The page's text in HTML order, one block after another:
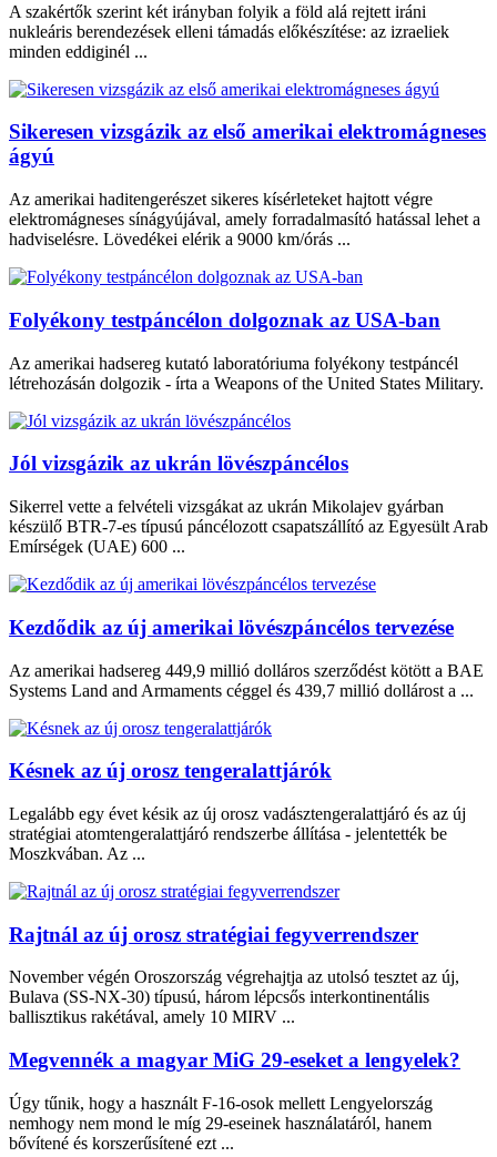
A szakértők szerint két irányban folyik a föld alá rejtett iráni
nukleáris berendezések elleni támadás előkészítése: az izraeliek
minden eddiginél ...
Sikeresen vizsgázik az első amerikai elektromágneses
ágyú
Az amerikai haditengerészet sikeres kísérleteket hajtott végre
elektromágneses sínágyújával, amely forradalmasító hatással lehet a
hadviselésre. Lövedékei elérik a 9000 km/órás ...
Folyékony testpáncélon dolgoznak az USA-ban
Az amerikai hadsereg kutató laboratóriuma folyékony testpáncél
létrehozásán dolgozik - írta a Weapons of the United States Military.
Jól vizsgázik az ukrán lövészpáncélos
Sikerrel vette a felvételi vizsgákat az ukrán Mikolajev gyárban
készülő BTR-7-es típusú páncélozott csapatszállító az Egyesült Arab
Emírségek (UAE) 600 ...
Kezdődik az új amerikai lövészpáncélos tervezése
Az amerikai hadsereg 449,9 millió dolláros szerződést kötött a BAE
Systems Land and Armaments céggel és 439,7 millió dollárost a ...
Késnek az új orosz tengeralattjárók
Legalább egy évet késik az új orosz vadásztengeralattjáró és az új
stratégiai atomtengeralattjáró rendszerbe állítása - jelentették be
Moszkvában. Az ...
Rajtnál az új orosz stratégiai fegyverrendszer
November végén Oroszország végrehajtja az utolsó tesztet az új,
Bulava (SS-NX-30) típusú, három lépcsős interkontinentális
ballisztikus rakétával, amely 10 MIRV ...
Megvennék a magyar MiG 29-eseket a lengyelek?
Úgy tűnik, hogy a használt F-16-osok mellett Lengyelország
nemhogy nem mond le míg 29-eseinek használatáról, hanem
bővítené és korszerűsítené ezt ...